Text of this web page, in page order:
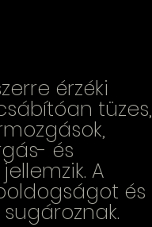
érzéki
tüzes,
és
A
és